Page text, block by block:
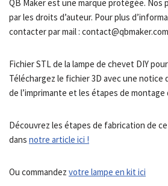
QB Maker est une marque protégée.
par les droits d’auteur. Pour plus
contacter par mail : contact@qbmaker.com
Fichier STL de la lampe de chevet DIY
Téléchargez le fichier 3D avec une notice
de l’imprimante et les étapes de
Découvrez les étapes de fabrication de
dans notre article ici !
Ou commandez votre lampe en kit ici